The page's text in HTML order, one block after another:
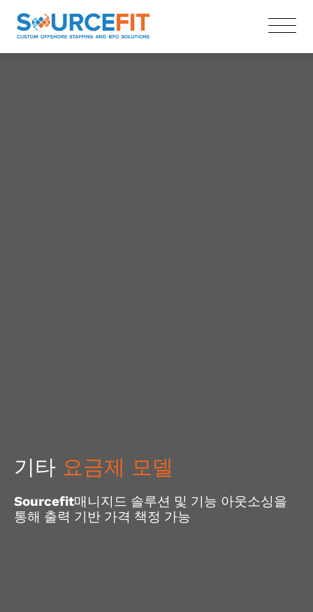
기타 요금제 모델
Sourcefit매니지드 솔루션 및 기능 아웃소싱을
통해 출력 기반 가격 책정 가능